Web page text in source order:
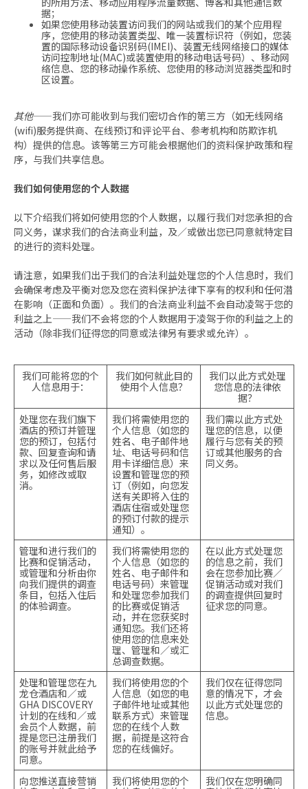
据；
如果您使用移动装置访问我们的网站或我们的某个应用程
序，您使用的移动装置类型、唯一装置标识符（例如，您装
置的国际移动设备识别码(IMEI)、装置无线网络接口的媒体
访问控制地址(MAC)或装置使用的移动电话号码）、移动网
络信息、您的移动操作系统、您使用的移动浏览器类型和时
区设置。
其他——我们亦可能收到与我们密切合作的第三方（如无线网络
(wifi)服务提供商、在线预订和评论平台、参考机构和防欺诈机
构）提供的信息。该等第三方可能会根据他们的资料保护政策和程
序，与我们共享信息。
我们如何使用您的个人数据
以下介绍我们将如何使用您的个人数据，以履行我们对您承担的合
同义务，谋求我们的合法商业利益，及／或做出您已同意就特定目
的进行的资料处理。
请注意，如果我们出于我们的合法利益处理您的个人信息时，我们
会确保考虑及平衡对您及您在资料保护法律下享有的权利和任何潜
在影响（正面和负面）。我们的合法商业利益不会自动凌驾于您的
利益之上——我们不会将您的个人数据用于凌驾于你的利益之上的
活动（除非我们征得您的同意或法律另有要求或允许）。
我们可能将您的个
人信息用于：
我们如何就此目的
使用个人信息？
我们以此方式处理
您信息的法律依
据？
处理您在我们旗下
酒店的预订并管理
您的预订，包括付
款、回复查询和请
求以及任何售后服
务，如修改或取
消。
我们将需使用您的
个人信息（如您的
姓名、电子邮件地
址、电话号码和信
用卡详细信息）来
设置和管理您的预
订（例如，向您发
送有关即将入住的
酒店住宿或处理您
的预订付款的提示
通知）。
我们需以此方式处
理您的信息，以便
履行与您有关的预
订或其他服务的合
同义务。
管理和进行我们的
比赛和促销活动，
或管理和分析由你
向我们提供的调查
条目，包括入住后
的体验调查。
我们将需使用您的
个人信息（如您的
姓名、电子邮件和
电话号码）来管理
和处理您参加我们
的比赛或促销活
动，并在您获奖时
通知您。我们还将
使用您的信息来处
理、管理和／或汇
总调查数据。
在以此方式处理您
的信息之前，我们
会在您参加比赛／
促销活动或对我们
的调查提供回复时
征求您的同意。
处理和管理您在九
龙仓酒店和／或
GHA DISCOVERY
计划的在线和／或
会员个人数据，前
提是您已注册我们
的账号并就此给予
同意。
我们将使用您的个
人信息（如您的电
子邮件地址或其他
联系方式）来管理
您的在线个人数
据，前提是这符合
您的在线偏好。
我们仅在征得您同
意的情况下，才会
以此方式处理您的
信息。
向您推送直接营销
我们将使用您的个
我们仅在您明确同